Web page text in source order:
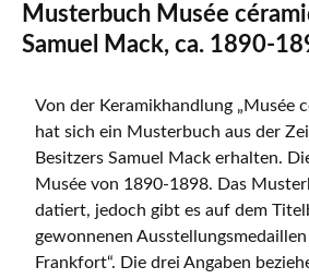
Musterbuch Musée
Samuel Mack, ca. 1890-
Von der Keramikhandlung „Musée
hat sich ein Musterbuch aus der
Besitzers Samuel Mack erhalten.
Musée von 1890-1898. Das
datiert, jedoch gibt es auf dem
gewonnenen Ausstellungsmedaillen
Frankfort“. Die drei Angaben